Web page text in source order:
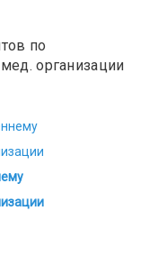
по
организации